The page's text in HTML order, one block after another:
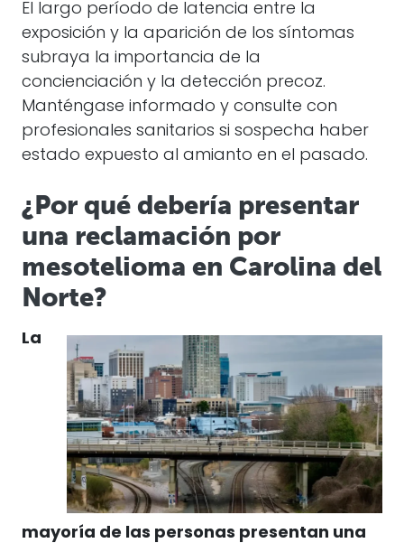
El largo período de latencia entre la
exposición y la aparición de los síntomas
subraya la importancia de la
concienciación y la detección precoz.
Manténgase informado y consulte con
profesionales sanitarios si sospecha haber
estado expuesto al amianto en el pasado.
¿Por qué debería presentar
una reclamación por
mesotelioma en Carolina del
Norte?
La
mayoría de las personas presentan una